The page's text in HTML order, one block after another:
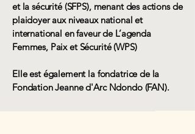
et la sécurité (SFPS), menant des actions de
plaidoyer aux niveaux national et
international en faveur de L’agenda
Femmes, Paix et Sécurité (WPS)
Elle est également la fondatrice de la
Fondation Jeanne d'Arc Ndondo (FAN).